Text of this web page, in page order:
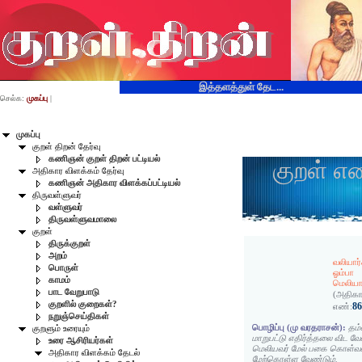
இத்தளத்துள் தேட...
முகப்பு
குறள் திறன் தேர்வு
கணிஞன் குறள் திறன் பட்டியல்
அதிகார விளக்கம் தேர்வு
கணிஞன் அதிகார விளக்கப்பட்டியல்
திருவள்ளுவர்
வள்ளுவர்
திருவள்ளுவமாலை
குறள்
திருக்குறள்
அறம்
பொருள்
காமம்
பாட வேறுபாடு
குறளில் குறைகள்?
நறுஞ்செய்திகள்
குறளும் உரையும்
உரை ஆசிரியர்கள்
அதிகார விளக்கம் தேடல்
செல்க: முகப்பு |
குறள்
ஓம்பா
எண்:
பொழிப்பு (மு வரதராசன்):
மாறுபட்டு எதிர்த்தலை விட
மெலியவர் மேல் பகை
மேற்கொள்ள வேண்டும்.